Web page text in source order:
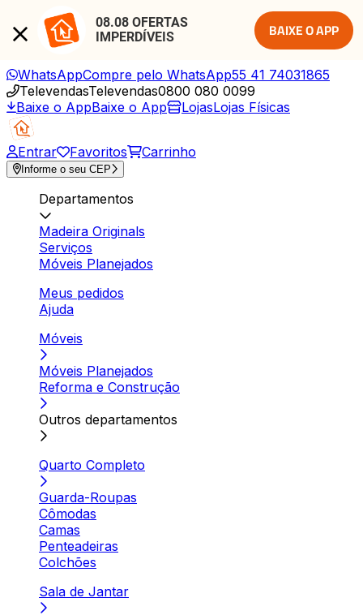
08.08 OFERTAS
IMPERDÍVEIS
BAIXE O APP
WhatsAppCompre pelo WhatsApp55 41 74031865
TelevendasTelevendas0800 080 0099
Baixe o AppBaixe o App LojasLojas Físicas
Entrar Favoritos Carrinho
Informe o seu CEP
Departamentos
Madeira Originals
Serviços
Móveis Planejados
Meus pedidos
Ajuda
Móveis
Móveis Planejados
Reforma e Construção
Outros departamentos
Quarto Completo
Guarda-Roupas
Cômodas
Camas
Penteadeiras
Colchões
Sala de Jantar